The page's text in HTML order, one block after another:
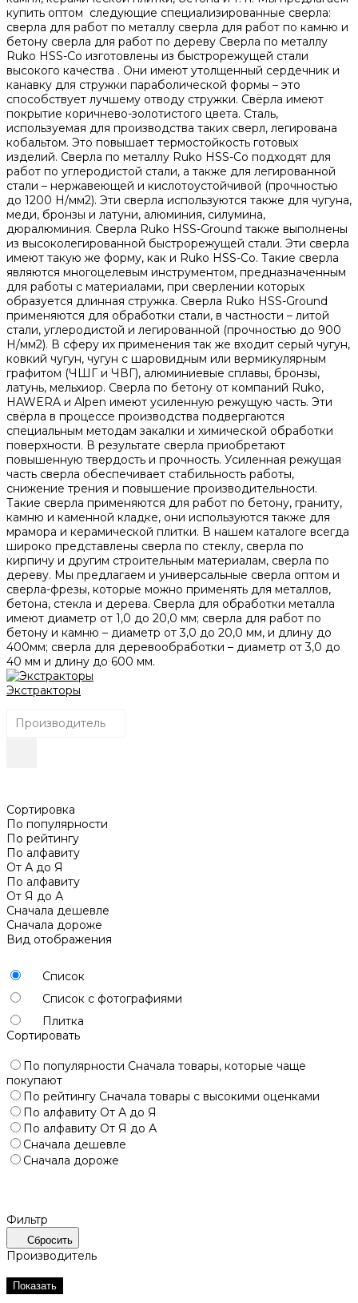
купить оптом следующие специализированные сверла:
сверла для работ по металлу сверла для работ по камню и
бетону сверла для работ по дереву Сверла по металлу
Ruko HSS-Co изготовлены из быстрорежущей стали
высокого качества . Они имеют утолщенный сердечник и
канавку для стружки параболической формы – это
способствует лучшему отводу стружки. Свёрла имеют
покрытие коричнево-золотистого цвета. Сталь,
используемая для производства таких сверл, легирована
кобальтом. Это повышает термостойкость готовых
изделий. Сверла по металлу Ruko HSS-Co подходят для
работ по углеродистой стали, а также для легированной
стали – нержавеющей и кислотоустойчивой (прочностью
до 1200 Н/мм2). Эти сверла используются также для чугуна,
меди, бронзы и латуни, алюминия, силумина,
дюралюминия. Сверла Ruko HSS-Ground также выполнены
из высоколегированной быстрорежущей стали. Эти сверла
имеют такую же форму, как и Ruko HSS-Co. Такие сверла
являются многоцелевым инструментом, предназначенным
для работы с материалами, при сверлении которых
образуется длинная стружка. Сверла Ruko HSS-Ground
применяются для обработки стали, в частности – литой
стали, углеродистой и легированной (прочностью до 900
Н/мм2). В сферу их применения так же входит серый чугун,
ковкий чугун, чугун с шаровидным или вермикулярным
графитом (ЧШГ и ЧВГ), алюминиевые сплавы, бронзы,
латунь, мельхиор. Сверла по бетону от компаний Ruko,
HAWERA и Alpen имеют усиленную режущую часть. Эти
свёрла в процессе производства подвергаются
специальным методам закалки и химической обработки
поверхности. В результате сверла приобретают
повышенную твердость и прочность. Усиленная режущая
часть сверла обеспечивает стабильность работы,
снижение трения и повышение производительности.
Такие сверла применяются для работ по бетону, граниту,
камню и каменной кладке, они используются также для
мрамора и керамической плитки. В нашем каталоге всегда
широко представлены сверла по стеклу, сверла по
кирпичу и другим строительным материалам, сверла по
дереву. Мы предлагаем и универсальные сверла оптом и
сверла-фрезы, которые можно применять для металлов,
бетона, стекла и дерева. Сверла для обработки металла
имеют диаметр от 1,0 до 20,0 мм; сверла для работ по
бетону и камню – диаметр от 3,0 до 20,0 мм, и длину до
400мм; сверла для деревообработки – диаметр от 3,0 до
40 мм и длину до 600 мм.
Экстракторы
Производитель
Сортировка
По популярности
По рейтингу
По алфавиту
От А до Я
По алфавиту
От Я до А
Сначала дешевле
Сначала дороже
Вид отображения
Список
Список с фотографиями
Плитка
Сортировать
По популярности Сначала товары, которые чаще
покупают
По рейтингу Сначала товары с высокими оценками
По алфавиту От А до Я
По алфавиту От Я до А
Сначала дешевле
Сначала дороже
Фильтр
Сбросить
Производитель
Показать